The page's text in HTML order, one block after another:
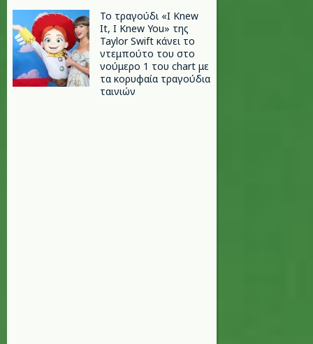
Το τραγούδι «I Knew
It, I Knew You» της
Taylor Swift κάνει το
ντεμπούτο του στο
νούμερο 1 του chart με
τα κορυφαία τραγούδια
ταινιών